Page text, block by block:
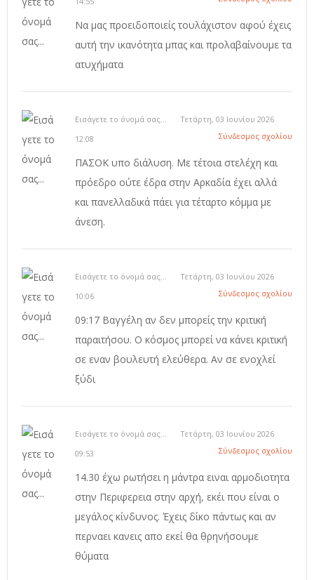
Να μας προειδοποιείς τουλάχιστον αφού έχεις
αυτή την ικανότητα μπας και προλαβαίνουμε τα
ατυχήματα
Εισάγετε το όνομά σας...
Τετάρτη, 03 Ιουνίου 2026
12:08
Σύνδεσμος σχολίου
ΠΑΣΟΚ υπο διάλυση. Με τέτοια στελέχη και
πρόεδρο ούτε έδρα στην Αρκαδία έχει αλλά
και πανελλαδικά πάει για τέταρτο κόμμα με
άνεση.
Εισάγετε το όνομά σας...
Τετάρτη, 03 Ιουνίου 2026
10:06
Σύνδεσμος σχολίου
09:17 Βαγγέλη αν δεν μπορείς την κριτική
παραιτήσου. Ο κόσμος μπορεί να κάνει κριτική
σε εναν βουλευτή ελεύθερα. Αν σε ενοχλεί
ξύδι
Εισάγετε το όνομά σας...
Τετάρτη, 03 Ιουνίου 2026
09:53
Σύνδεσμος σχολίου
14.30 έχω ρωτήσει η μάντρα ειναι αρμοδιοτητα
στην Περιφερεια στην αρχή, εκέι που είναι ο
μεγάλος κίνδυνος. Έχεις δίκο πάντως και αν
περναει κανεις απο εκεί θα θρηνήσουμε
θύματα